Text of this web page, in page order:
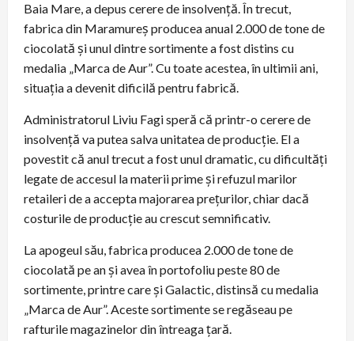
Baia Mare, a depus cerere de insolvență. În trecut,
fabrica din Maramureș producea anual 2.000 de tone de
ciocolată și unul dintre sortimente a fost distins cu
medalia „Marca de Aur”. Cu toate acestea, în ultimii ani,
situația a devenit dificilă pentru fabrică.
Administratorul Liviu Fagi speră că printr-o cerere de
insolvență va putea salva unitatea de producție. El a
povestit că anul trecut a fost unul dramatic, cu dificultăți
legate de accesul la materii prime și refuzul marilor
retaileri de a accepta majorarea prețurilor, chiar dacă
costurile de producție au crescut semnificativ.
La apogeul său, fabrica producea 2.000 de tone de
ciocolată pe an și avea în portofoliu peste 80 de
sortimente, printre care și Galactic, distinsă cu medalia
„Marca de Aur”. Aceste sortimente se regăseau pe
rafturile magazinelor din întreaga țară.